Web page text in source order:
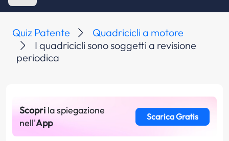
Quiz Patente
Quadricicli a motore
I quadricicli sono soggetti a revisione
periodica
Scopri la spiegazione
nell'App
Scarica Gratis